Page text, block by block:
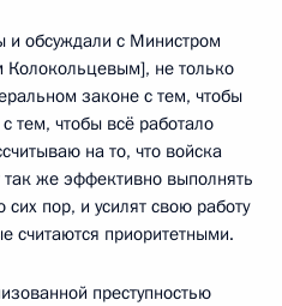
обсуждали с Министром
Колокольцевым], не только
законе с тем, чтобы
тем, чтобы всё работало
на то, что войска
так же эффективно выполнять
пор, и усилят свою работу
считаются приоритетными.
преступностью